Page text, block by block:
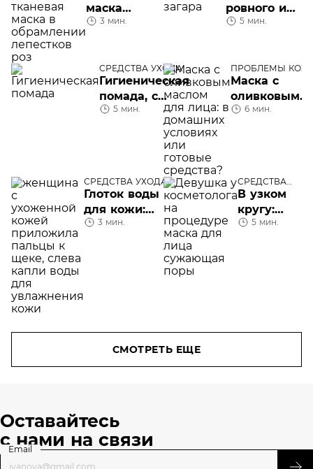
маска
Mineral 89
3 мин.
ровного и
безопасного
5 мин.
СРЕДСТВА УХОДА
Гигиеническая
помада, с
которой вы
забудете про
обветренные
5 мин.
ПРОБЛЕМЫ
ЛИЦА
Маска с
оливковым
маслом для
средства?
6 мин.
СРЕДСТВА УХОДА
Глоток воды
для кожи:
гиалуро-
Revitalift Filler
[+Гиалуроновая
3 мин.
СРЕДСТВА
УХОДА
В узком
кругу:
маска для
5 мин.
СМОТРЕТЬ ЕЩЕ
Оставайтесь
с нами на связи
Email